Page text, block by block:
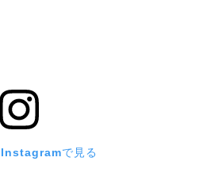
Instagramで見る